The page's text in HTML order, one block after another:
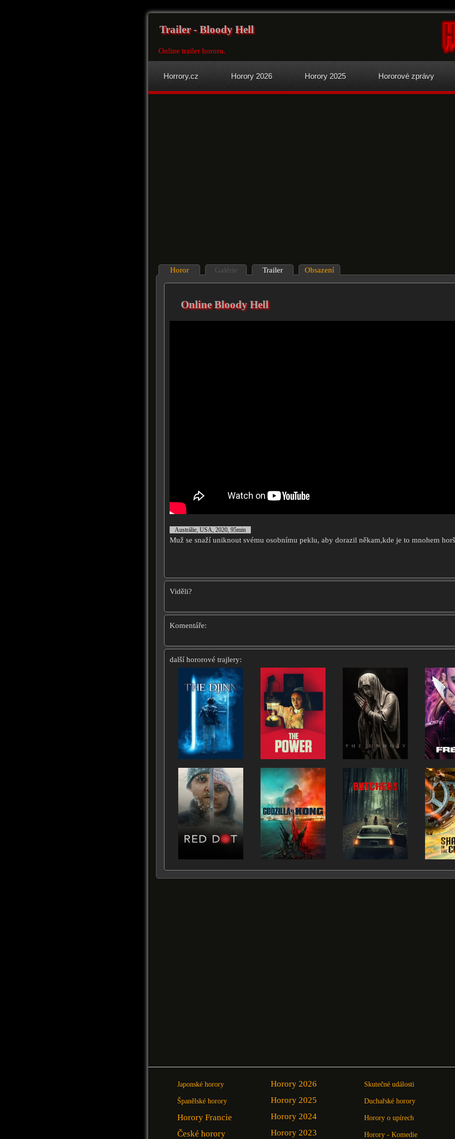
Trailer - Bloody Hell
Online trailer hororu.
Horrory.cz Horory 2026 Horory 2025 Hororové zprávy
Horor Galérie Trailer Obsazení
Online Bloody Hell
Austrálie, USA, 2020, 95min
Muž se snaží uniknout svému osobnímu peklu, aby dorazil někam,kde je to mnohem
Viděli?
Komentáře:
další hororové trajlery:
Japonské horory
Španělské horory
Horory Francie
České horory
Horory 2026
Horory 2025
Horory 2024
Horory 2023
Skutečné události
Duchařské horory
Horory o upírech
Horory - Komedie